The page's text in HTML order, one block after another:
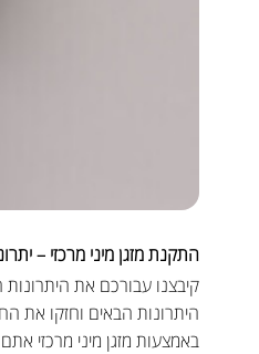
התקנת מזגן מיני מרכזי –
קיבצנו עבורכם את
היתרונות הבאים וחזקו את
באמצעות מזגן מיני מרכזי